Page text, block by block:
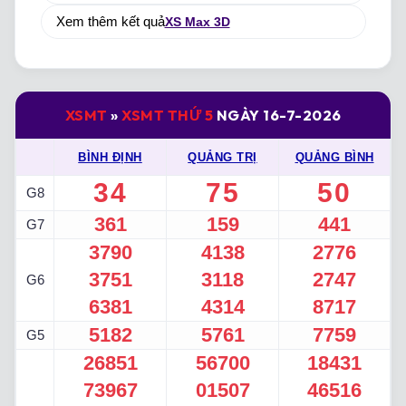
Xem thêm kết quảXS Max 3D
XSMT » XSMT THỨ 5 NGÀY 16-7-2026
BÌNH ĐỊNH QUẢNG TRỊ QUẢNG BÌNH
G8 34 75 50
G7 361 159 441
G6
3790
3751
6381
4138
3118
4314
2776
2747
8717
G5 5182 5761
7759
26851
73967
56700
01507
18431
46516